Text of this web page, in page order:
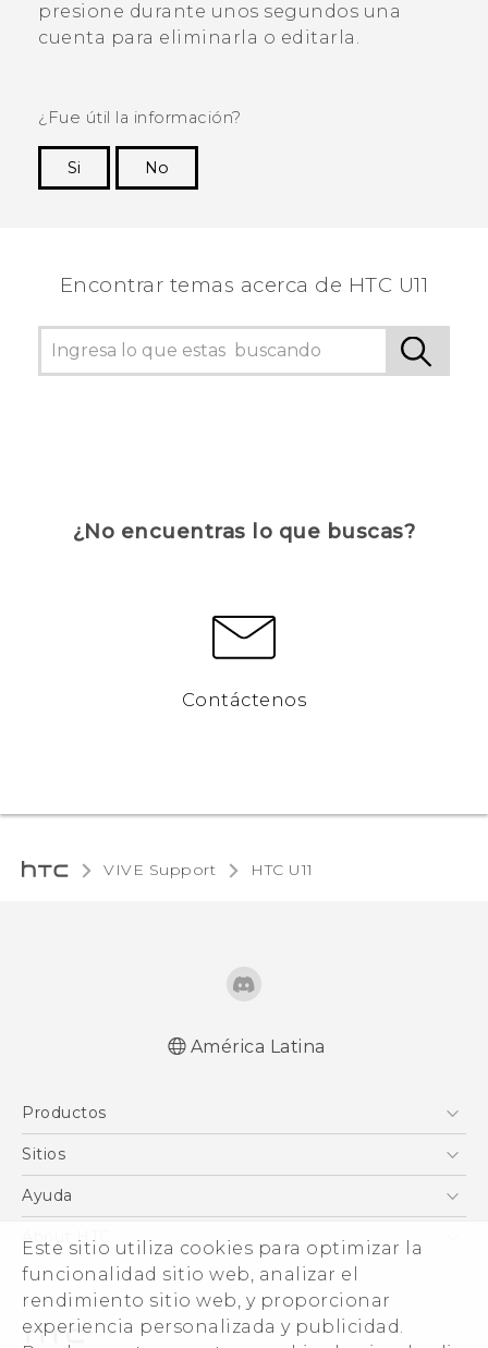
Este sitio utiliza cookies para optimizar la
funcionalidad sitio web, analizar el
rendimiento sitio web, y proporcionar
experiencia personalizada y publicidad.
presione durante unos segundos una
cuenta para eliminarla o editarla.
¿Fue útil la información?
Si
No
Encontrar temas acerca de HTC U11
¿No encuentras lo que buscas?
Contáctenos
VIVE Support HTC U11‎
English - User manual
América Latina
Productos
5G
EXODUS
VIVE
VIVEPORT
Sitios
HTC Desarrollo
VIVE
Ayuda
About HTC
ESG
Seguridad del producto
Inversores (Inglés)